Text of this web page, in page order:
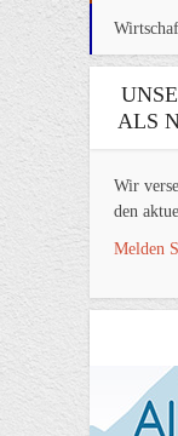
ALS
Wir
den
Melden